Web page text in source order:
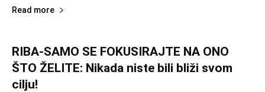
Read more
RIBA-SAMO SE FOKUSIRAJTE NA ONO
ŠTO ŽELITE: Nikada niste bili bliži svom
cilju!